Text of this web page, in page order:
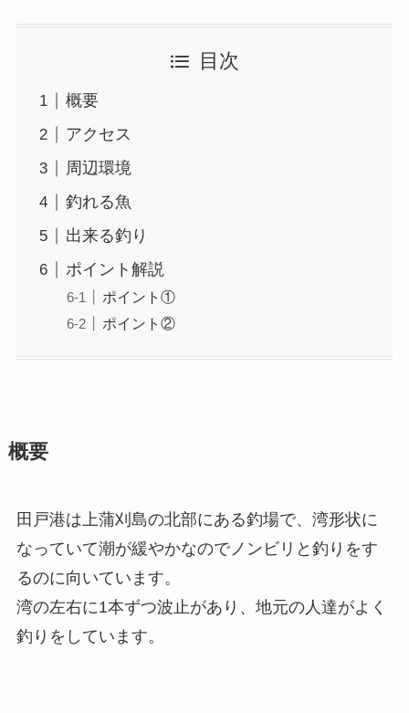
目次
概要
アクセス
周辺環境
釣れる魚
出来る釣り
ポイント解説
ポイント①
ポイント②
概要
田戸港は上蒲刈島の北部にある釣場で、湾形状に
なっていて潮が緩やかなのでノンビリと釣りをす
るのに向いています。
湾の左右に1本ずつ波止があり、地元の人達がよく
釣りをしています。